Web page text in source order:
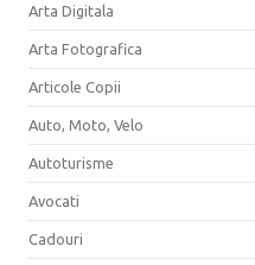
Arta Digitala
Arta Fotografica
Articole Copii
Auto, Moto, Velo
Autoturisme
Avocati
Cadouri